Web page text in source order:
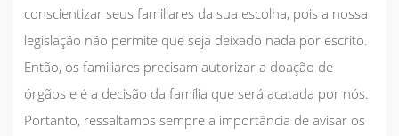
conscientizar seus familiares da sua escolha, pois a nossa
legislação não permite que seja deixado nada por escrito.
Então, os familiares precisam autorizar a doação de
órgãos e é a decisão da família que será acatada por nós.
Portanto, ressaltamos sempre a importância de avisar os